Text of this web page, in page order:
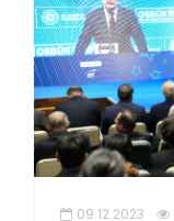
09.12.2023